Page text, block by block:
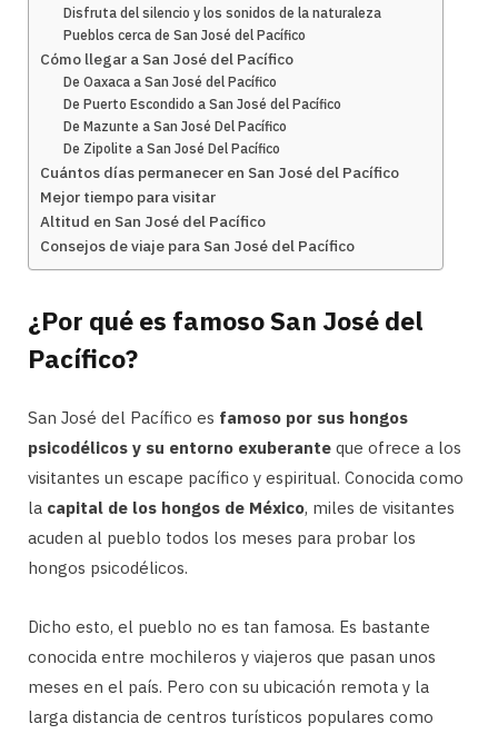
Disfruta del silencio y los sonidos de la naturaleza
Pueblos cerca de San José del Pacífico
Cómo llegar a San José del Pacífico
De Oaxaca a San José del Pacífico
De Puerto Escondido a San José del Pacífico
De Mazunte a San José Del Pacífico
De Zipolite a San José Del Pacífico
Cuántos días permanecer en San José del Pacífico
Mejor tiempo para visitar
Altitud en San José del Pacífico
Consejos de viaje para San José del Pacífico
¿Por qué es famoso San José del
Pacífico?
San José del Pacífico es famoso por sus hongos
psicodélicos y su entorno exuberante que ofrece a los
visitantes un escape pacífico y espiritual. Conocida como
la capital de los hongos de México, miles de visitantes
acuden al pueblo todos los meses para probar los
hongos psicodélicos.
Dicho esto, el pueblo no es tan famosa. Es bastante
conocida entre mochileros y viajeros que pasan unos
meses en el país. Pero con su ubicación remota y la
larga distancia de centros turísticos populares como